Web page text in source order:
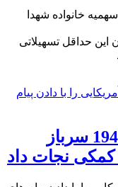
خانواده شهدا
حداقل تسهیلاتی
کبوتر نامه رسانی که زندگی 194 سرباز
کمکی نجات داد